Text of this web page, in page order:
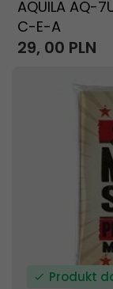
AQUILA AQ-
C-E-A
29, 00 PLN
Produkt